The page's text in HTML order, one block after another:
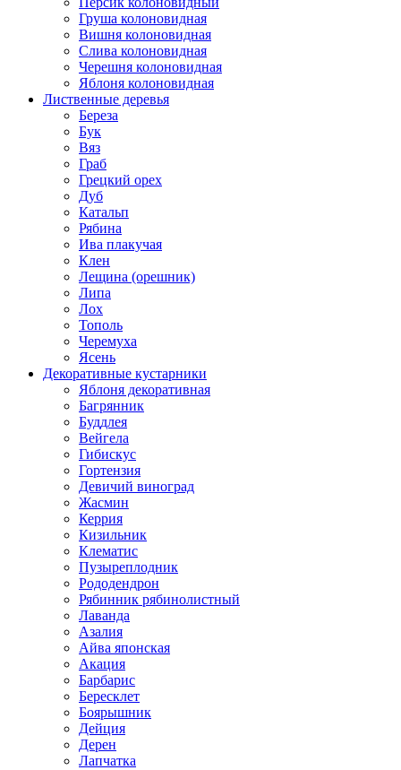
Груша колоновидная
Вишня колоновидная
Слива колоновидная
Черешня колоновидная
Яблоня колоновидная
Лиственные деревья
Береза
Бук
Вяз
Граб
Грецкий орех
Дуб
Катальп
Рябина
Ива плакучая
Клен
Лещина (орешник)
Липа
Лох
Тополь
Черемуха
Ясень
Декоративные кустарники
Яблоня декоративная
Багрянник
Буддлея
Вейгела
Гибискус
Гортензия
Девичий виноград
Жасмин
Керрия
Кизильник
Клематис
Пузыреплодник
Рододендрон
Рябинник рябинолистный
Лаванда
Азалия
Айва японская
Акация
Барбарис
Бересклет
Боярышник
Дейция
Дерен
Лапчатка